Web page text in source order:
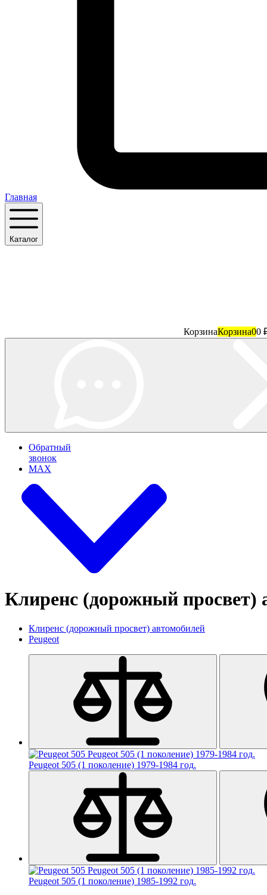
Главная
Каталог
КорзинаКорзина00
Обратный
звонок
MAX
Клиренс (дорожный просвет)
Клиренс (дорожный просвет) автомобилей
Peugeot
Peugeot 505 (1 поколение) 1979-1984 год.
Peugeot 505 (1 поколение) 1985-1992 год.